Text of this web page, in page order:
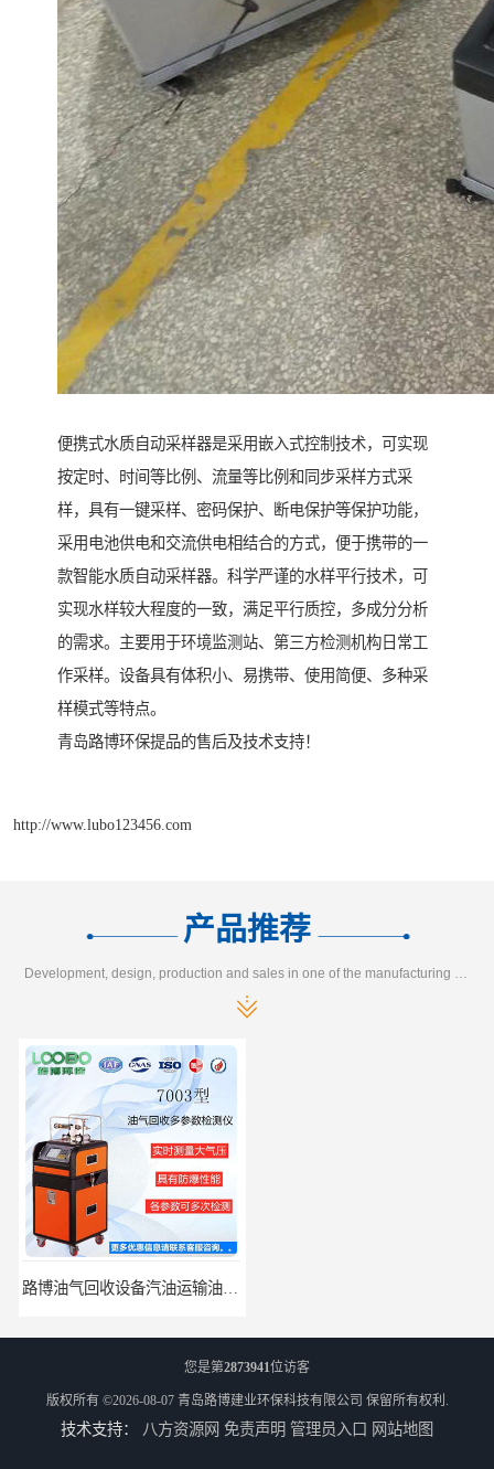
便携式水质自动采样器是采用嵌入式控制技术，可实现
按定时、时间等比例、流量等比例和同步采样方式采
样，具有一键采样、密码保护、断电保护等保护功能，
采用电池供电和交流供电相结合的方式，便于携带的一
款智能水质自动采样器。科学严谨的水样平行技术，可
实现水样较大程度的一致，满足平行质控，多成分分析
的需求。主要用于环境监测站、第三方检测机构日常工
作采样。设备具有体积小、易携带、使用简便、多种采
样模式等特点。
青岛路博环保提品的售后及技术支持！
http://www.lubo123456.com
产品推荐
路博油气回收设备汽油运输油气回收设备厂家直销
您是第2873941位访客
版权所有 ©2026-08-07 青岛路博建业环保科技有限公司 保留所有权利.
技术支持： 八方资源网 免责声明 管理员入口 网站地图